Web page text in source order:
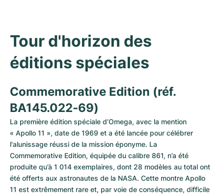
Tour d'horizon des
éditions spéciales
Commemorative Edition (réf.
BA145.022-69)
La première édition spéciale d’Omega, avec la mention
« Apollo 11 », date de 1969 et a été lancée pour célébrer
l'alunissage réussi de la mission éponyme. La
Commemorative Edition, équipée du calibre 861, n’a été
produite qu’à 1 014 exemplaires, dont 28 modèles au total ont
été offerts aux astronautes de la NASA. Cette montre Apollo
11 est extrêmement rare et, par voie de conséquence, difficile